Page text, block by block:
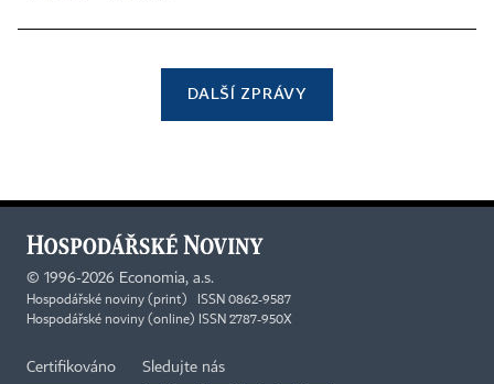
DALŠÍ ZPRÁVY
© 1996-2026 Economia, a.s.
Hospodářské noviny (print) ISSN 0862-9587
Hospodářské noviny (online) ISSN 2787-950X
Certifikováno Sledujte nás